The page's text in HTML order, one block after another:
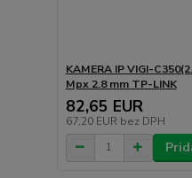
KAMERA IP VIGI-
Mpx 2.8 mm TP-LINK
82,65 EUR
67,20 EUR bez DPH